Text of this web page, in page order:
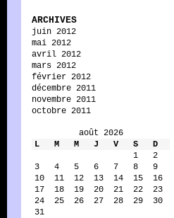
ARCHIVES
juin 2012
mai 2012
avril 2012
mars 2012
février 2012
décembre 2011
novembre 2011
octobre 2011
août 2026
L
M M J V S
D
1
2
3
4 5 6 7 8
9
10
11 12 13 14 15
16
17
18 19 20 21 22
23
24
25 26 27 28 29
30
31